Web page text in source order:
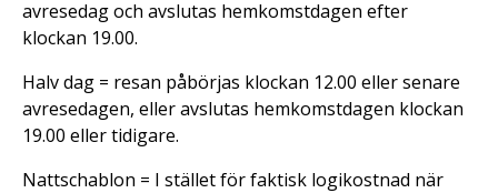
avresedag och avslutas hemkomstdagen efter
klockan 19.00.
Halv dag = resan påbörjas klockan 12.00 eller senare
avresedagen, eller avslutas hemkomstdagen klockan
19.00 eller tidigare.
Nattschablon = I stället för faktisk logikostnad när